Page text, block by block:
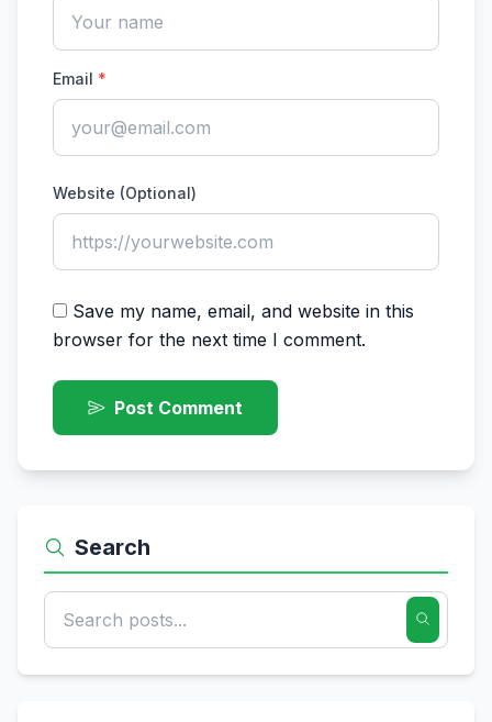
Email *
Website (Optional)
Save my name, email, and website in this
browser for the next time I comment.
Post Comment
Search